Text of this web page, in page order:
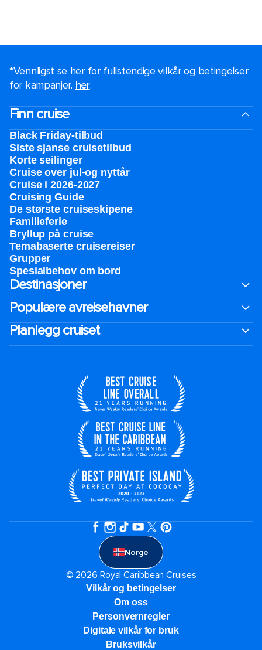
*Vennligst se her for fullstendige vilkår og betingelser
for kampanjer. her.
Finn cruise
Black Friday-tilbud
Siste sjanse cruisetilbud
Korte seilinger
Cruise over jul-og nyttår
Cruise i 2026-2027
Cruising Guide
De største cruiseskipene
Familieferie
Bryllup på cruise
Temabaserte cruisereiser
Grupper
Spesialbehov om bord
Destinasjoner
Populære avreisehavner
Planlegg cruiset
Norge
© 2026 Royal Caribbean Cruises
Vilkår og betingelser
Om oss
Personvernregler
Digitale vilkår for bruk
Bruksvilkår